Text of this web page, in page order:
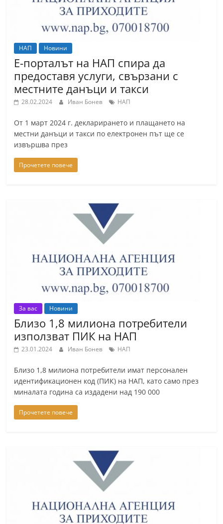
НАП Новини
Е-порталът на НАП спира да
предоставя услуги, свързани с
местните данъци и такси
28.02.2024 Иван Бонев НАП
От 1 март 2024 г. декларирането и плащането на
местни данъци и такси по електронен път ще се
извършва през
Прочетете повече
За вас Новини
Близо 1,8 милиона потребители
използват ПИК на НАП
23.01.2024 Иван Бонев НАП
Близо 1,8 милиона потребители имат персонален
идентификационен код (ПИК) на НАП, като само през
миналата година са издадени над 190 000
Прочетете повече